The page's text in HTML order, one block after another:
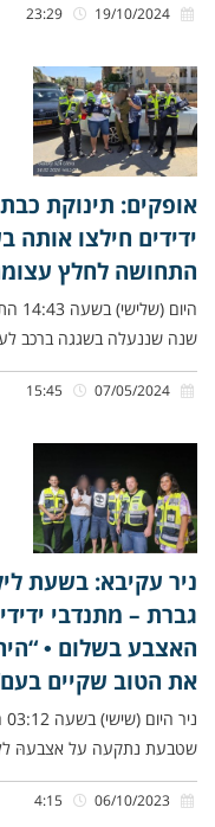
אופקים: תינוקת
ידידים חילצו אותה
התחושה לחלץ
שנה שננעלה בשגגה ברכב
ניר עקיבא: בשעת
גברת – מתנדבי
האצבע בשלום •
את הטוב שקיים
שטבעת נתקעה על אצבעהּ